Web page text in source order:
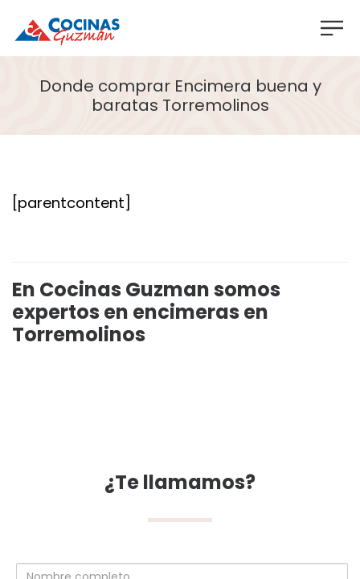
Donde comprar Encimera buena y
baratas Torremolinos
[parentcontent]
En Cocinas Guzman somos
expertos en encimeras en
Torremolinos
¿Te llamamos?
Nombre